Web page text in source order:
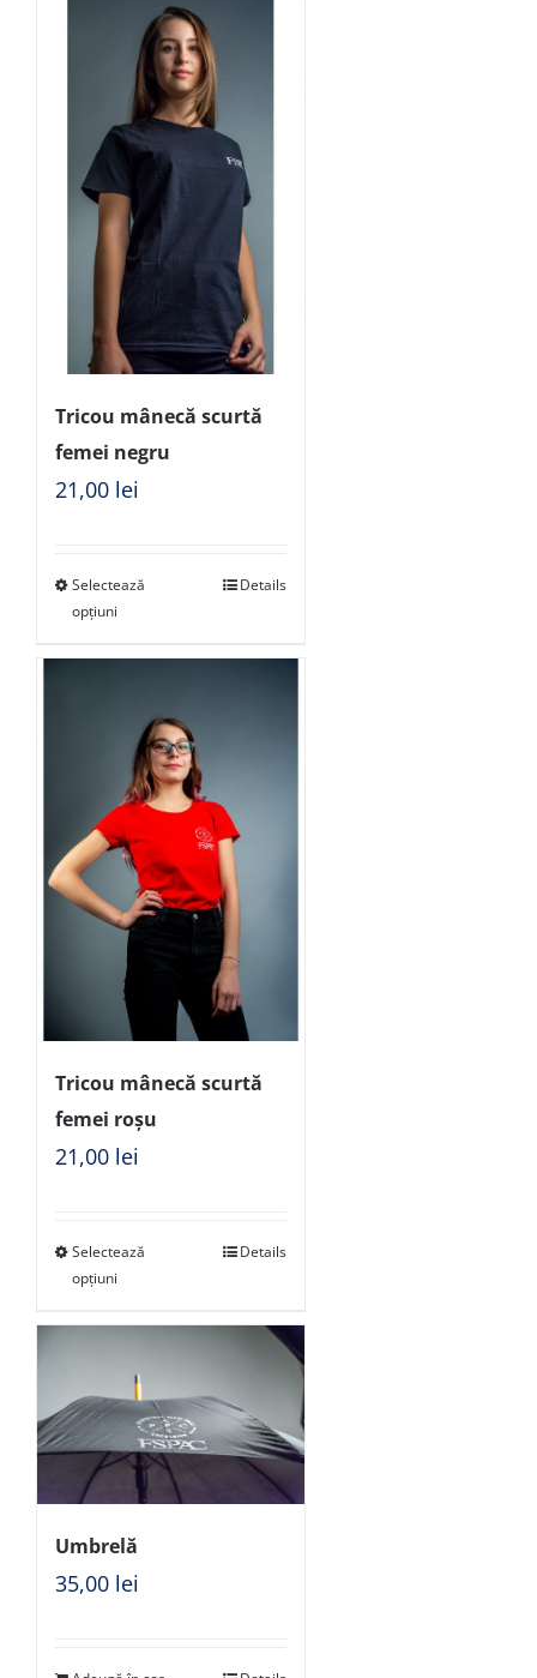
Tricou mânecă scurtă
femei negru
21,00 lei
Selectează
opțiuni
Details
Tricou mânecă scurtă
femei roșu
21,00 lei
Selectează
opțiuni
Details
Umbrelă
35,00 lei